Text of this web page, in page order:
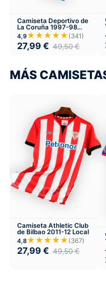
Camiseta Deportivo de
La Coruña 1997-98
Local
4,9 ★★★★★(341)
27,99 € 49,50€
MÁS
Camiseta Athletic Club
de Bilbao 2011-12 Local
4,8 ★★★★★(367)
27,99 € 49,50€